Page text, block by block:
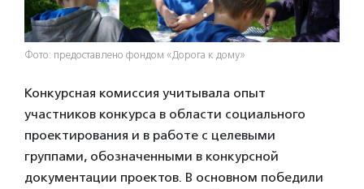
Фото: предоставлено фондом «Дорога к дому»
Конкурсная комиссия учитывала опыт
участников конкурса в области социального
проектирования и в работе с целевыми
группами, обозначенными в конкурсной
документации проектов. В основном победили